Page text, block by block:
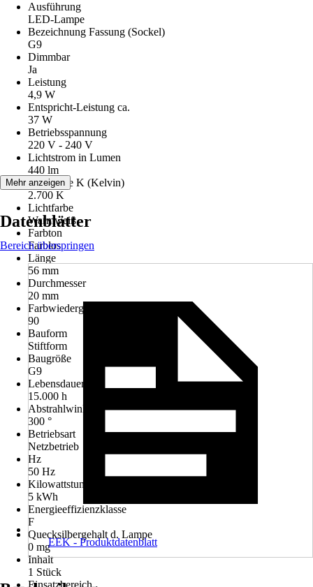
Ausführung
LED-Lampe
Bezeichnung Fassung (Sockel)
G9
Dimmbar
Ja
Leistung
4,9 W
Entspricht-Leistung ca.
37 W
Betriebsspannung
220 V - 240 V
Lichtstrom in Lumen
440 lm
Lichtfarbe K (Kelvin)
2.700 K
Lichtfarbe
Warmweiß
Farbton
Farblos
Länge
56 mm
Durchmesser
20 mm
Farbwiedergabe (Ra)
90
Bauform
Stiftform
Baugröße
G9
Lebensdauer
15.000 h
Abstrahlwinkel
300 °
Betriebsart
Netzbetrieb
Hz
50 Hz
Kilowattstunden/1000h
5 kWh
Energieeffizienzklasse
F
Quecksilbergehalt d. Lampe
0 mg
Inhalt
1 Stück
Einsatzbereich
Mehr anzeigen
Datenblätter
Bereich überspringen
EEK - Produktdatenblatt